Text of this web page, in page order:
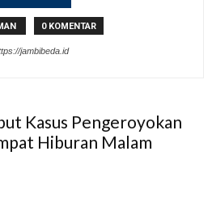
0 KOMENTAR
jambibeda.id
Kasus Pengeroyokan
Hiburan Malam